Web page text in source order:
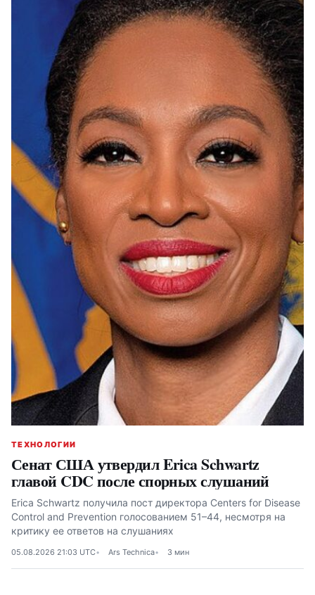
ТЕХНОЛОГИИ
Сенат США утвердил Erica Schwartz
главой CDC после спорных слушаний
Erica Schwartz получила пост директора Centers for Disease
Control and Prevention голосованием 51–44, несмотря на
критику ее ответов на слушаниях
05.08.2026 21:03 UTC Ars Technica 3 мин